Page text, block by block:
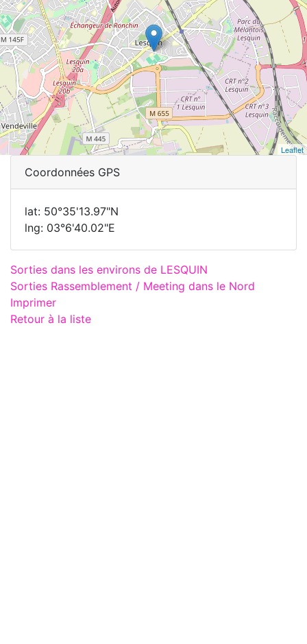
Leaflet
Coordonnées GPS
lat: 50°35'13.97"N
lng: 03°6'40.02"E
Sorties dans les environs de LESQUIN
Sorties Rassemblement / Meeting dans le Nord
Imprimer
Retour à la liste